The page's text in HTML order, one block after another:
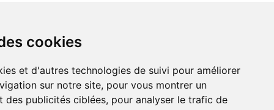
cookies
et d'autres technologies de suivi pour améliorer
sur notre site, pour vous montrer un
des publicités ciblées, pour analyser le trafic de